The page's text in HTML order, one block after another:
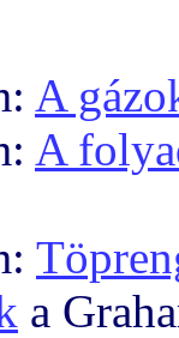
A
A
a